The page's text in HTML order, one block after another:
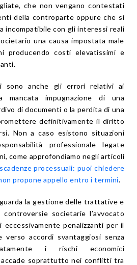
che non vengano contestati
della controparte oppure che si
incompatibile con gli interessi reali
una causa impostata male
producendo costi elevatissimi e
sono anche gli errori relativi ai
mancata impugnazione di una
di documenti o la perdita di una
definitivamente il diritto
Non a caso esistono situazioni
professionale legate
come approfondiamo negli articoli
processuali: puoi chiedere
propone appello entro i termini.
la gestione delle trattative e
societarie l’avvocato
eccessivamente penalizzanti per il
verso accordi svantaggiosi senza
i rischi economici
accade soprattutto nei conflitti tra